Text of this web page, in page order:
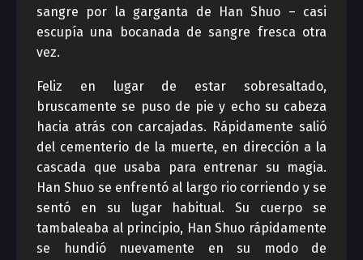
sangre por la garganta de Han Shuo – casi
escupía una bocanada de sangre fresca otra
vez.
Feliz en lugar de estar sobresaltado,
bruscamente se puso de pie y echo su cabeza
hacia atrás con carcajadas. Rápidamente salió
del cementerio de la muerte, en dirección a la
cascada que usaba para entrenar su magia.
Han Shuo se enfrentó al largo rio corriendo y se
sentó en su lugar habitual. Su cuerpo se
tambaleaba al principio, Han Shuo rápidamente
se hundió nuevamente en su modo de